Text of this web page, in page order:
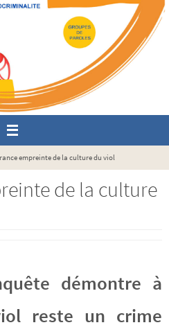
empreinte de la culture du viol
de la culture
démontre à
reste un crime